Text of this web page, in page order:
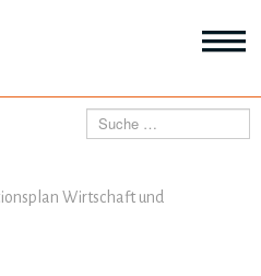
THEMEN
Suchen
Wirtschaft und